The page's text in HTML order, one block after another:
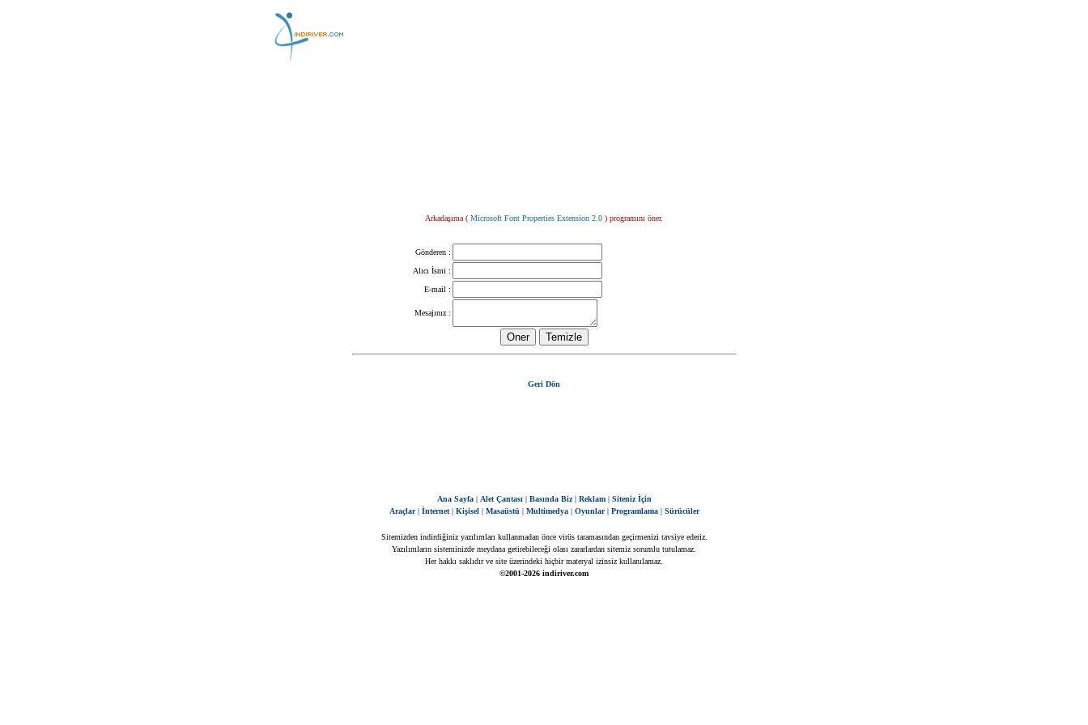
Arkadaşıma ( Microsoft Font Properties Extension 2.0 ) programını öner.
Gönderen :
Alıcı İsmi :
E-mail :
Mesajınız :
Geri Dön
Ana Sayfa| Alet Çantası| Basında Biz| Reklam| Siteniz İçin
Araçlar| İnternet| Kişisel| Masaüstü | Multimedya| Oyunlar| Programlama| Sürücüler
Sitemizden indirdiğiniz yazılımları kullanmadan önce virüs taramasından geçirmenizi tavsiye ederiz.
Yazılımların sisteminizde meydana getirebileceği olası zararlardan sitemiz sorumlu tutulamaz.
Her hakkı saklıdır ve site üzerindeki hiçbir materyal izinsiz kullanılamaz.
©2001-2026 indiriver.com